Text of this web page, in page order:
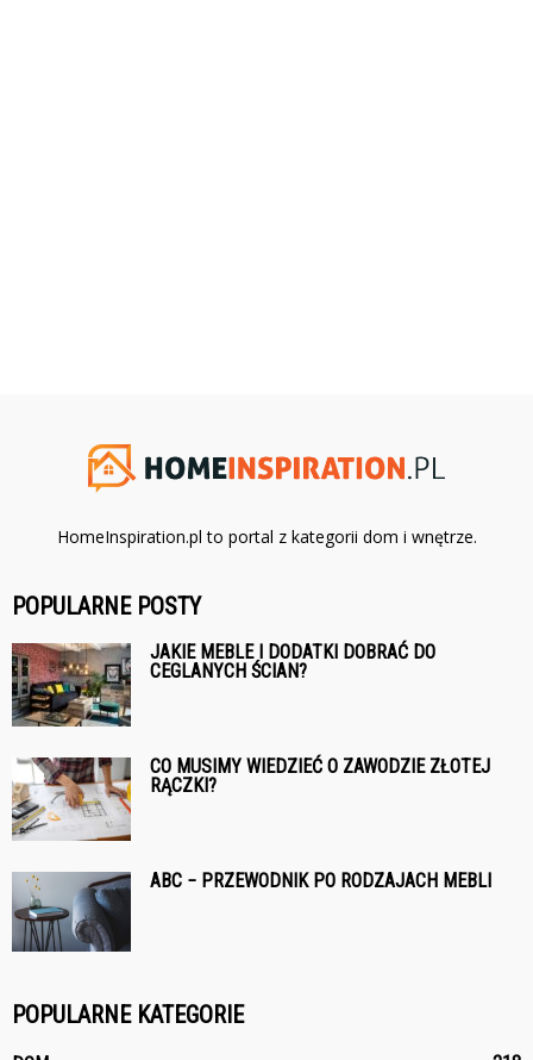
HomeInspiration.pl to portal z kategorii dom i wnętrze.
POPULARNE POSTY
JAKIE MEBLE I DODATKI DOBRAĆ DO
CEGLANYCH ŚCIAN?
CO MUSIMY WIEDZIEĆ O ZAWODZIE ZŁOTEJ
RĄCZKI?
ABC − PRZEWODNIK PO RODZAJACH MEBLI
POPULARNE KATEGORIE